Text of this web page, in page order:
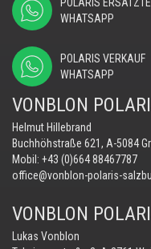
WHATSAPP
POLARIS VERKAUF
WHATSAPP
VONBLON
Helmut Hillebrand
Buchhöhstraße 621, A-5084
Mobil: +43 (0)664 88467787
office@vonblon-polaris-
VONBLON
Lukas Vonblon